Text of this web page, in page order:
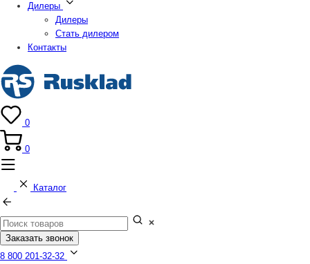
Дилеры
Дилеры
Стать дилером
Контакты
0
0
Каталог
Заказать звонок
8 800 201-32-32